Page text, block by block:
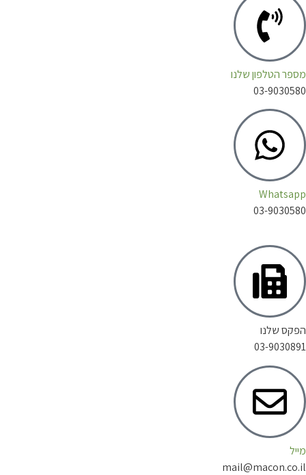
מספר הטלפון שלנו
03-9030580
Whatsapp
03-9030580
הפקס שלנו
03-9030891
מייל
mail@macon.co.il